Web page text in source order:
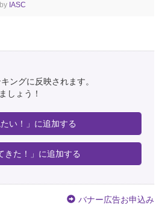
IASC
ングに反映されます。
しょう！
たい！」に追加する
きた！」に追加する
バナー広告お申込み